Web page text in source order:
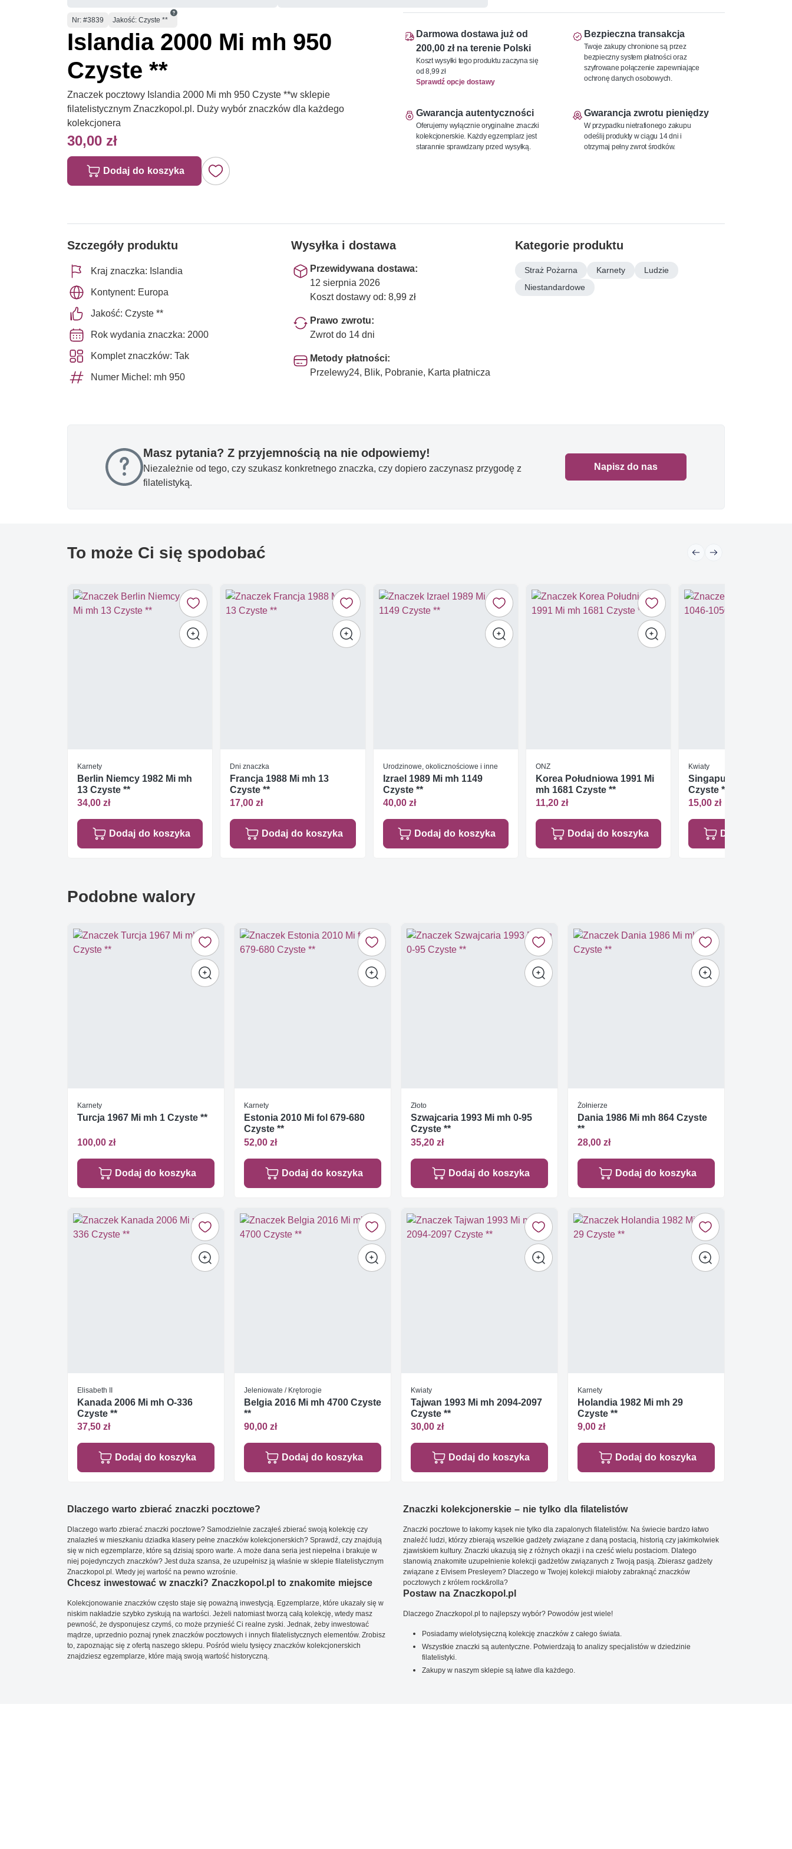
Numer
Nr: #3839 Jakość: Czyste **
Islandia 2000 Mi mh 950
Czyste **
Znaczek pocztowy Islandia 2000 Mi mh 950 Czyste **w sklepie
filatelistycznym Znaczkopol.pl. Duży wybór znaczków dla każdego
kolekcjonera
30,00 zł
Dodaj do koszyka
Darmowa dostawa już od
200,00 zł na terenie Polski
Koszt wysyłki tego produktu zaczyna się
od 8,99 zł
Sprawdź opcje dostawy
Bezpieczna transakcja
Twoje zakupy chronione są przez
bezpieczny system płatności oraz
szyfrowane połączenie zapewniające
ochronę danych osobowych.
Gwarancja autentyczności
Oferujemy wyłącznie oryginalne znaczki
kolekcjonerskie. Każdy egzemplarz jest
starannie sprawdzany przed wysyłką.
Gwarancja zwrotu pieniędzy
W przypadku nietrafionego zakupu
odeślij produkty w ciągu 14 dni i
otrzymaj pełny zwrot środków.
Szczegóły produktu
Kraj znaczka: Islandia
Kontynent: Europa
Jakość: Czyste **
Rok wydania znaczka: 2000
Komplet znaczków: Tak
Numer Michel: mh 950
Wysyłka i dostawa
Przewidywana dostawa:
12 sierpnia 2026
Koszt dostawy od: 8,99 zł
Prawo zwrotu:
Zwrot do 14 dni
Metody płatności:
Przelewy24, Blik, Pobranie, Karta płatnicza
Kategorie produktu
Straż Pożarna Karnety
Ludzie
Niestandardowe
Masz pytania? Z przyjemnością na nie odpowiemy!
Niezależnie od tego, czy szukasz konkretnego znaczka, czy dopiero zaczynasz przygodę z
filatelistyką.
Napisz do nas
To może Ci się spodobać
Karnety
Berlin Niemcy 1982 Mi mh
13 Czyste **
34,00 zł
Dodaj do koszyka
Dni znaczka
Francja 1988 Mi mh 13
Czyste **
17,00 zł
Dodaj do koszyka
Urodzinowe, okolicznościowe i inne
Izrael 1989 Mi mh 1149
Czyste **
40,00 zł
Dodaj do koszyka
ONZ
Korea Południowa 1991 Mi
mh 1681 Czyste **
11,20 zł
Dodaj do koszyka
Kwiaty
Singapur 2001 Mi
Czyste **
15,00 zł
Dodaj do
Podobne walory
Karnety
Turcja 1967 Mi mh 1 Czyste **
100,00 zł
Dodaj do koszyka
Karnety
Estonia 2010 Mi fol 679-680
Czyste **
52,00 zł
Dodaj do koszyka
Złoto
Szwajcaria 1993 Mi mh 0-95
Czyste **
35,20 zł
Dodaj do koszyka
Żołnierze
Dania 1986 Mi mh 864 Czyste
**
28,00 zł
Dodaj do koszyka
Elisabeth II
Kanada 2006 Mi mh O-336
Czyste **
37,50 zł
Dodaj do koszyka
Jeleniowate / Krętorogie
Belgia 2016 Mi mh 4700 Czyste
**
90,00 zł
Dodaj do koszyka
Kwiaty
Tajwan 1993 Mi mh 2094-2097
Czyste **
30,00 zł
Dodaj do koszyka
Karnety
Holandia 1982 Mi mh 29
Czyste **
9,00 zł
Dodaj do koszyka
Dlaczego warto zbierać znaczki pocztowe?
Dlaczego warto zbierać znaczki pocztowe? Samodzielnie zacząłeś zbierać swoją kolekcję czy
znalazłeś w mieszkaniu dziadka klasery pełne znaczków kolekcjonerskich? Sprawdź, czy znajdują
się w nich egzemplarze, które są dzisiaj sporo warte. A może dana seria jest niepełna i brakuje w
niej pojedynczych znaczków? Jest duża szansa, że uzupełnisz ją właśnie w sklepie filatelistycznym
Znaczkopol.pl. Wtedy jej wartość na pewno wzrośnie.
Chcesz inwestować w znaczki? Znaczkopol.pl to znakomite miejsce
Kolekcjonowanie znaczków często staje się poważną inwestycją. Egzemplarze, które ukazały się w
niskim nakładzie szybko zyskują na wartości. Jeżeli natomiast tworzą całą kolekcję, wtedy masz
pewność, że dysponujesz czymś, co może przynieść Ci realne zyski. Jednak, żeby inwestować
mądrze, uprzednio poznaj rynek znaczków pocztowych i innych filatelistycznych elementów. Zrobisz
to, zapoznając się z ofertą naszego sklepu. Pośród wielu tysięcy znaczków kolekcjonerskich
znajdziesz egzemplarze, które mają swoją wartość historyczną.
Znaczki kolekcjonerskie – nie tylko dla filatelistów
Znaczki pocztowe to łakomy kąsek nie tylko dla zapalonych filatelistów. Na świecie bardzo łatwo
znaleźć ludzi, którzy zbierają wszelkie gadżety związane z daną postacią, historią czy jakimkolwiek
zjawiskiem kultury. Znaczki ukazują się z różnych okazji i na cześć wielu postaciom. Dlatego
stanowią znakomite uzupełnienie kolekcji gadżetów związanych z Twoją pasją. Zbierasz gadżety
związane z Elvisem Presleyem? Dlaczego w Twojej kolekcji miałoby zabraknąć znaczków
pocztowych z królem rock&rolla?
Postaw na Znaczkopol.pl
Dlaczego Znaczkopol.pl to najlepszy wybór? Powodów jest wiele!
Posiadamy wielotysięczną kolekcję znaczków z całego świata.
Wszystkie znaczki są autentyczne. Potwierdzają to analizy specjalistów w dziedzinie
filatelistyki.
Zakupy w naszym sklepie są łatwe dla każdego.